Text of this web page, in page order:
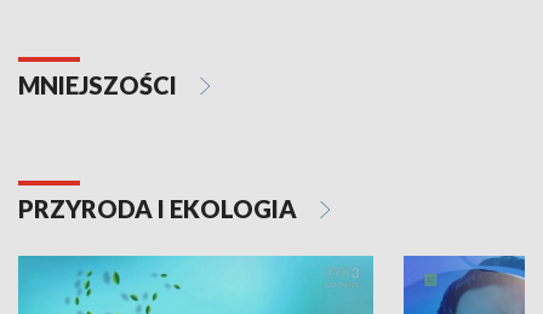
MNIEJSZOŚCI
PRZYRODA I EKOLOGIA